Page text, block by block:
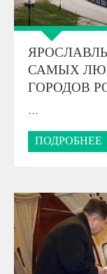
САМЫХ
ГОРОДОВ
…
ПОДРОБНЕЕ